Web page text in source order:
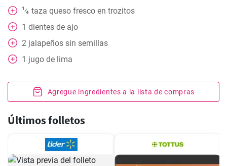
1⁄4 taza queso fresco en trozitos
1 dientes de ajo
2 jalapeños sin semillas
1 jugo de lima
Agregue ingredientes a la lista de compras
Últimos folletos